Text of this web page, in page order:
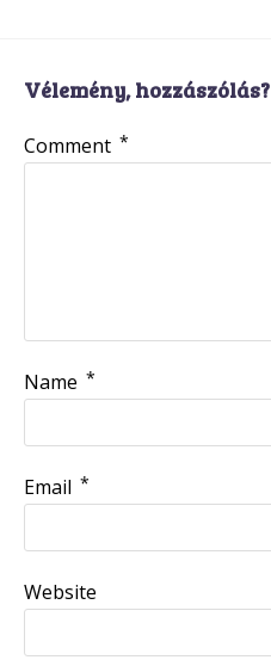
Vélemény, hozzászólás?
Comment *
Name *
Email *
Website